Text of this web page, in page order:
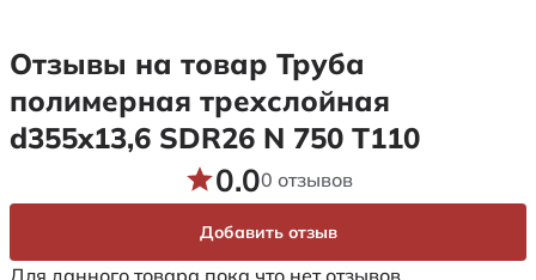
Отзывы на товар Труба
полимерная трехслойная
d355x13,6 SDR26 N 750 Т110
Для данного товара пока что нет отзывов.
0.00 отзывов
Добавить отзыв